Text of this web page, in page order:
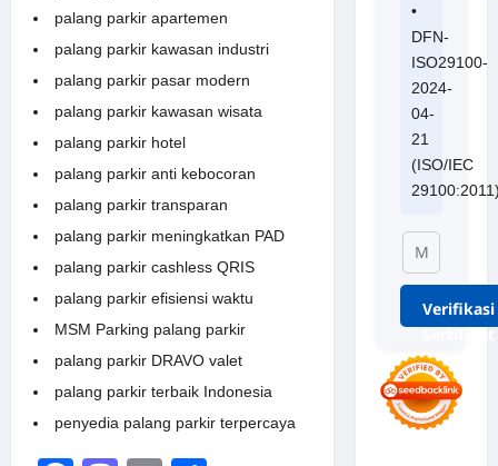
palang parkir apartemen
palang parkir kawasan industri
palang parkir pasar modern
palang parkir kawasan wisata
palang parkir hotel
palang parkir anti kebocoran
palang parkir transparan
palang parkir meningkatkan PAD
palang parkir cashless QRIS
palang parkir efisiensi waktu
MSM Parking palang parkir
palang parkir DRAVO valet
palang parkir terbaik Indonesia
penyedia palang parkir terpercaya
•
DFN-
ISO29100-
2024-
04-
21
(ISO/IEC
Verifikasi
Sertifikat